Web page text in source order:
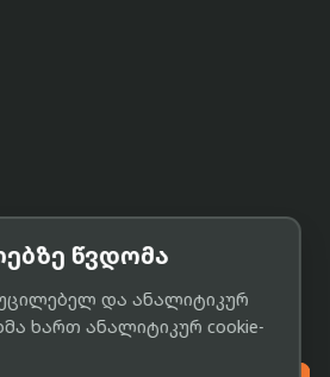
წვდომა
და ანალიტიკურ
ხართ ანალიტიკურ cookie-